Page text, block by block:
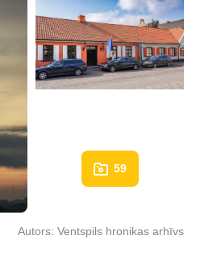
59
Autors: Ventspils hronikas arhīvs